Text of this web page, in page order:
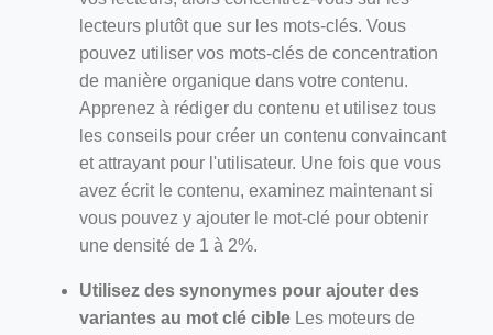
lecteurs plutôt que sur les mots-clés. Vous
pouvez utiliser vos mots-clés de concentration
de manière organique dans votre contenu.
Apprenez à rédiger du contenu et utilisez tous
les conseils pour créer un contenu convaincant
et attrayant pour l'utilisateur. Une fois que vous
avez écrit le contenu, examinez maintenant si
vous pouvez y ajouter le mot-clé pour obtenir
une densité de 1 à 2%.
Utilisez des synonymes pour ajouter des
variantes au mot clé cible Les moteurs de